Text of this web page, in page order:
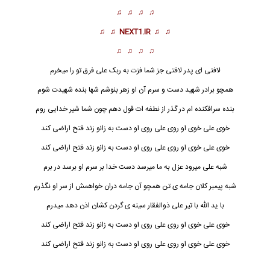
♫ ♫ ♫ ♫
♫ ♫
NEXT1.IR
♫ ♫
♫ ♫ ♫ ♫
لافتی ای پدر لافتی جز شما فزت به ربک علی فرق تو را میخرم
همچو برادر شهید دست و سرم آن او زهر بنوشم شها بنده شهیدت شوم
بنده سرافکنده ام در گذر از نطفه ات قول دهم چون شما شیر خدایی روم
خوی علی خوی او روی علی روی او دست به زانو زند فتح اراضی کند
خوی علی خوی او روی علی روی او دست به زانو زند فتح اراضی کند
شبه علی میرود عزل به ما میرسد دست خدا بر سرم او برسد در برم
شبه پیمبر کلان جامه ی تن همچو آن جامه دران خواهمش از سر او نگذرم
با ید الله با تیر علی ذوالفقار سینه ی گردن کشان اذن دهد میدرم
خوی علی خوی او روی علی روی او دست به زانو زند فتح اراضی کند
خوی علی خوی او روی علی روی او دست به زانو زند فتح اراضی کند